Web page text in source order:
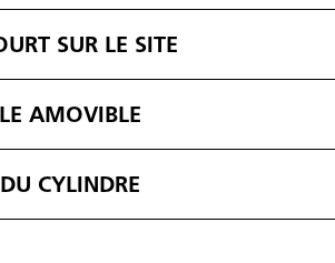
SUR LE SITE
AMOVIBLE
CYLINDRE